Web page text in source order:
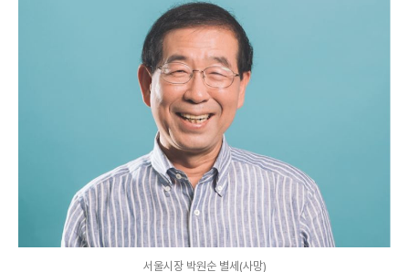
서울시장 박원순 별세(사망)